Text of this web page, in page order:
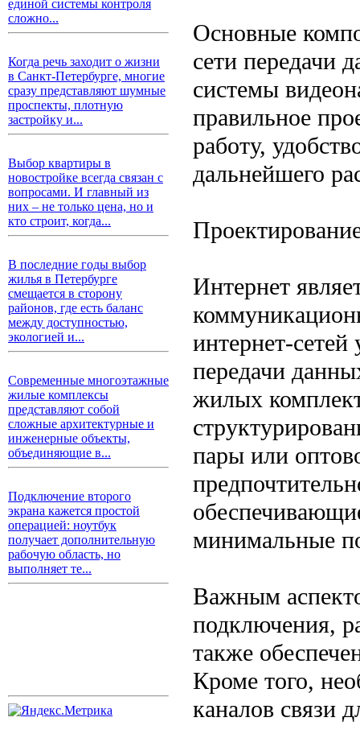
единой системы контроля
сложно...
Когда речь заходит о жизни
в Санкт-Петербурге, многие
сразу представляют шумные
проспекты, плотную
застройку и...
Выбор квартиры в
новостройке всегда связан с
вопросами. И главный из
них – не только цена, но и
кто строит, когда...
В последние годы выбор
жилья в Петербурге
смещается в сторону
районов, где есть баланс
между доступностью,
экологией и...
Современные многоэтажные
жилые комплексы
представляют собой
сложные архитектурные и
инженерные объекты,
объединяющие в...
Подключение второго
экрана кажется простой
операцией: ноутбук
получает дополнительную
рабочую область, но
выполняет те...
Основные
сети передачи
системы
правильное
работу,
дальнейшего
Интернет
интернет-
передачи
жилых
пары или
минимальные
Важным
подключения,
также
Кроме того,
каналов связи